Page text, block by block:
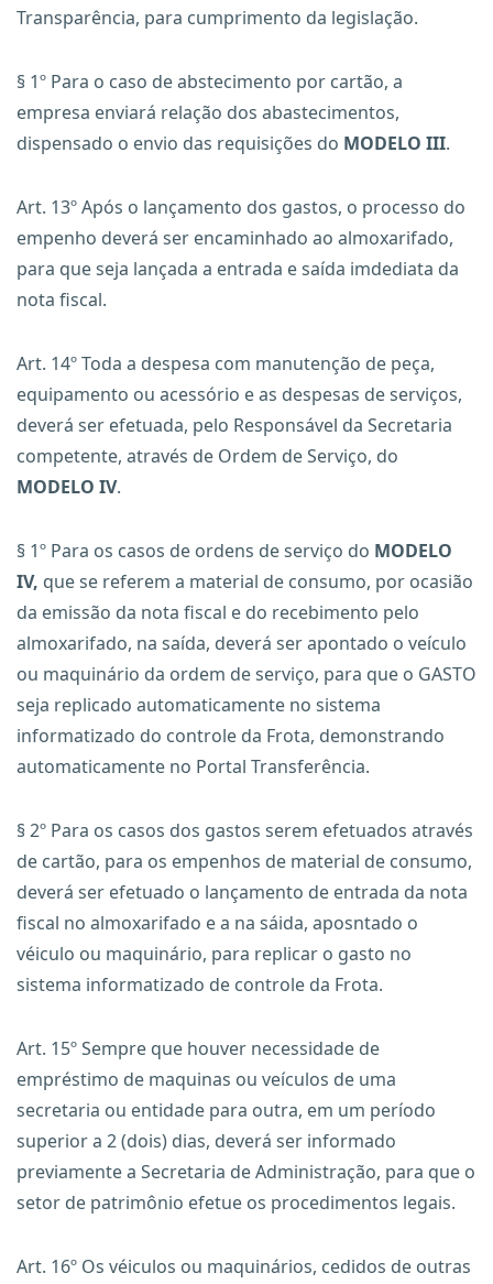
Transparência, para cumprimento da legislação.
§ 1º Para o caso de abstecimento por cartão, a
empresa enviará relação dos abastecimentos,
dispensado o envio das requisições do MODELO III.
Art. 13º Após o lançamento dos gastos, o processo do
empenho deverá ser encaminhado ao almoxarifado,
para que seja lançada a entrada e saída imdediata da
nota fiscal.
Art. 14º Toda a despesa com manutenção de peça,
equipamento ou acessório e as despesas de serviços,
deverá ser efetuada, pelo Responsável da Secretaria
competente, através de Ordem de Serviço, do
MODELO IV.
§ 1º Para os casos de ordens de serviço do MODELO
IV, que se referem a material de consumo, por ocasião
da emissão da nota fiscal e do recebimento pelo
almoxarifado, na saída, deverá ser apontado o veículo
ou maquinário da ordem de serviço, para que o GASTO
seja replicado automaticamente no sistema
informatizado do controle da Frota, demonstrando
automaticamente no Portal Transferência.
§ 2º Para os casos dos gastos serem efetuados através
de cartão, para os empenhos de material de consumo,
deverá ser efetuado o lançamento de entrada da nota
fiscal no almoxarifado e a na sáida, aposntado o
véiculo ou maquinário, para replicar o gasto no
sistema informatizado de controle da Frota.
Art. 15º Sempre que houver necessidade de
empréstimo de maquinas ou veículos de uma
secretaria ou entidade para outra, em um período
superior a 2 (dois) dias, deverá ser informado
previamente a Secretaria de Administração, para que o
setor de patrimônio efetue os procedimentos legais.
Art. 16º Os véiculos ou maquinários, cedidos de outras